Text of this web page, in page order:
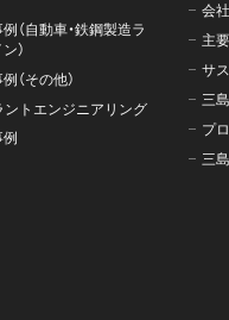
（自動車・鉄鋼製造ラ
）
（その他）
ントエンジニアリング
例
会
主
サ
三
プ
三